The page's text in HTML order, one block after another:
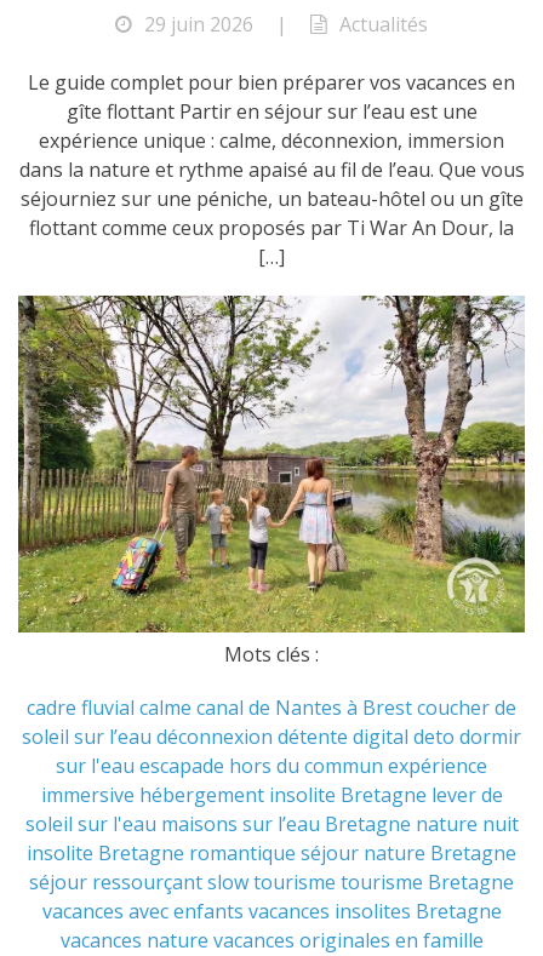
29 juin 2026 | Actualités
Le guide complet pour bien préparer vos vacances en
gîte flottant Partir en séjour sur l’eau est une
expérience unique : calme, déconnexion, immersion
dans la nature et rythme apaisé au fil de l’eau. Que vous
séjourniez sur une péniche, un bateau-hôtel ou un gîte
flottant comme ceux proposés par Ti War An Dour, la
[…]
Mots clés :
cadre fluvial calme canal de Nantes à Brestcoucher de
soleil sur l’eau déconnexion détente digital deto dormir
sur l'eau escapade hors du commun expérience
immersive hébergement insolite Bretagne lever de
soleil sur l'eau maisons sur l’eau Bretagne nature nuit
insolite Bretagne romantique séjour nature Bretagne
séjour ressourçantslow tourisme tourisme Bretagne
vacances avec enfants vacances insolites Bretagne
vacances nature vacances originales en famille